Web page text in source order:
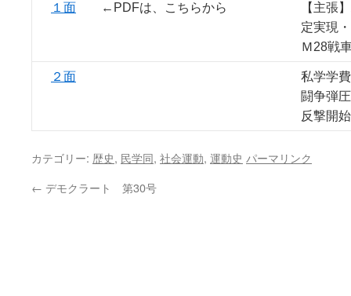
１面 ←PDFは、こちらから
【主張
定実現
Ｍ28戦
２面
私学学
闘争弾
反撃開
カテゴリー: 歴史, 民学同, 社会運動, 運動史 パーマリンク
← デモクラート 第30号